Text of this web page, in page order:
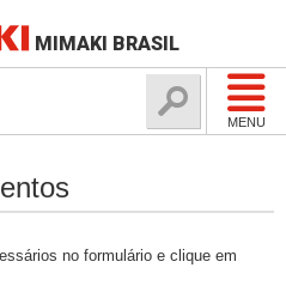
MIMAKI BRASIL
MENU
no formulário e clique em